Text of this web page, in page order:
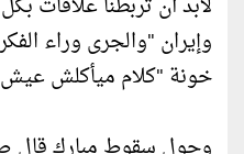
وإيران "والجرى وراء
خونة "كلام ميأكلش